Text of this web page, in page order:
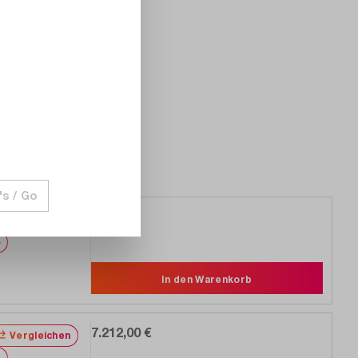
CAT IV.
Merken
In den Warenkorb
Vergleichen
7.212,00 €
/ Go